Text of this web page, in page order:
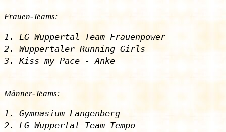
Frauen-Teams:
1. LG Wuppertal Team Frauenpower
2. Wuppertaler Running Girls
Männer-Teams:
1. Gymnasium Langenberg
2. LG Wuppertal Team Tempo